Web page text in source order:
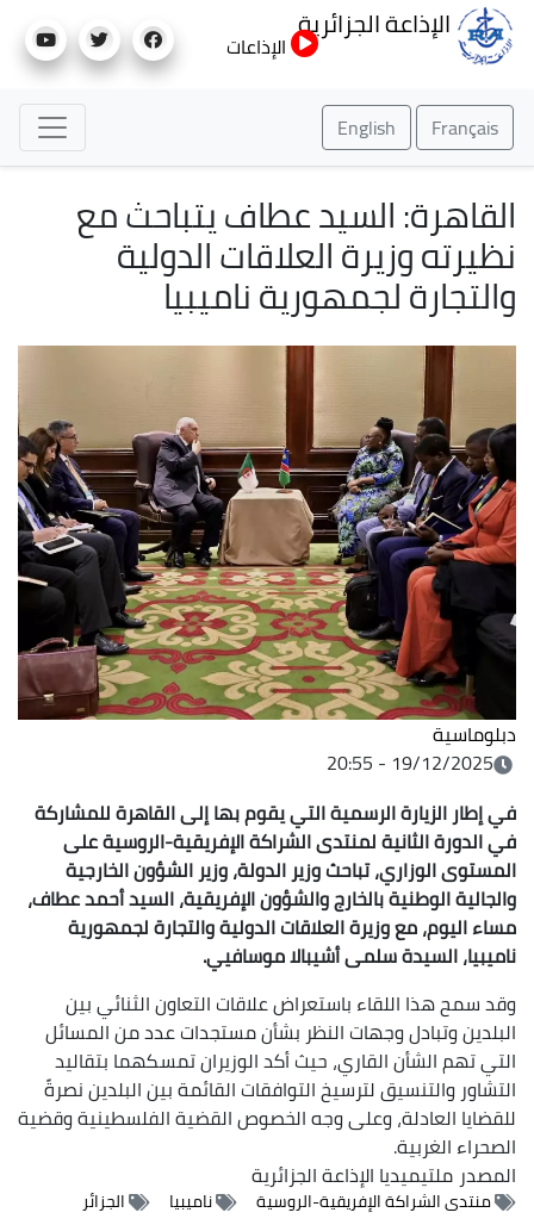
إلى
الإذاعة الجزائرية
الإذاعات
Français
English
القاهرة: السيد عطاف يتباحث مع
نظيرته وزيرة العلاقات الدولية
والتجارة لجمهورية ناميبيا
دبلوماسية
19/12/2025 - 20:55
في إطار الزيارة الرسمية التي يقوم بها إلى القاهرة للمشاركة
في الدورة الثانية لمنتدى الشراكة الإفريقية-الروسية على
المستوى الوزاري، تباحث وزير الدولة، وزير الشؤون الخارجية
والجالية الوطنية بالخارج والشؤون الإفريقية، السيد أحمد عطاف،
مساء اليوم، مع وزيرة العلاقات الدولية والتجارة لجمهورية
ناميبيا، السيدة سلمى أشيبالا موسافيي.
وقد سمح هذا اللقاء باستعراض علاقات التعاون الثنائي بين
البلدين وتبادل وجهات النظر بشأن مستجدات عدد من المسائل
التي تهم الشأن القاري، حيث أكد الوزيران تمسكهما بتقاليد
التشاور والتنسيق لترسيخ التوافقات القائمة بين البلدين نصرةً
للقضايا العادلة، وعلى وجه الخصوص القضية الفلسطينية وقضية
الصحراء الغربية.
المصدرملتيميديا الإذاعة الجزائرية
منتدى الشراكة الإفريقية-الروسية ناميبيا الجزائر